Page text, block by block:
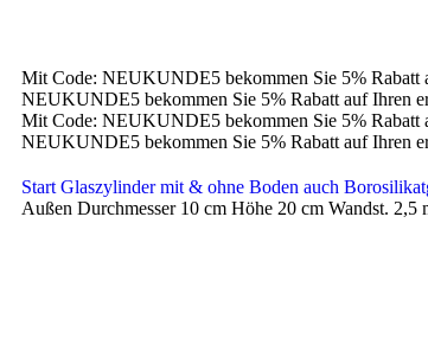
Mit Code: NEUKUNDE5 bekommen Sie 5% Rabatt
NEUKUNDE5 bekommen Sie 5% Rabatt auf Ihren
Mit Code: NEUKUNDE5 bekommen Sie 5% Rabatt
NEUKUNDE5 bekommen Sie 5% Rabatt auf Ihren
Start Glaszylinder mit & ohne Boden auch
Außen Durchmesser 10 cm Höhe 20 cm Wandst.